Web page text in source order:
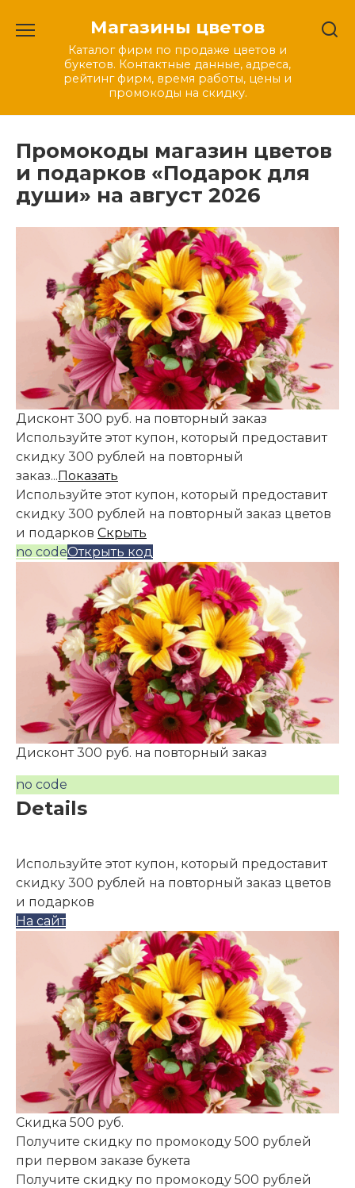
содержанию
Магазины цветов
Каталог фирм по продаже цветов и
букетов. Контактные данные, адреса,
рейтинг фирм, время работы, цены и
промокоды на скидку.
Промокоды магазин цветов
и подарков «Подарок для
души» на август 2026
Дисконт 300 руб. на повторный заказ
Используйте этот купон, который предоставит
скидку 300 рублей на повторный
заказ...Показать
Используйте этот купон, который предоставит
скидку 300 рублей на повторный заказ цветов
и подарков Скрыть
no codeОткрыть код
Дисконт 300 руб. на повторный заказ
no code
Details
Используйте этот купон, который предоставит
скидку 300 рублей на повторный заказ цветов
и подарков
На сайт
Скидка 500 руб.
Получите скидку по промокоду 500 рублей
при первом заказе букета
Получите скидку по промокоду 500 рублей